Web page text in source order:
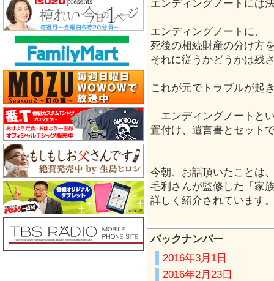
エンディングノートには
エンディングノートに、
死後の相続財産の分け方
それに従うかどうかは残
これが元でトラブルが起
「エンディングノートと
置付け、遺言書とセット
今朝、お話頂いたことは
毛利さんが監修した「家
詳しく紹介されています
バックナンバー
2016年3月1日
2016年2月23日